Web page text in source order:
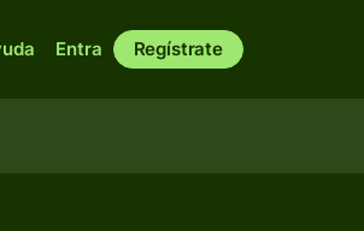
Entra Regístrate